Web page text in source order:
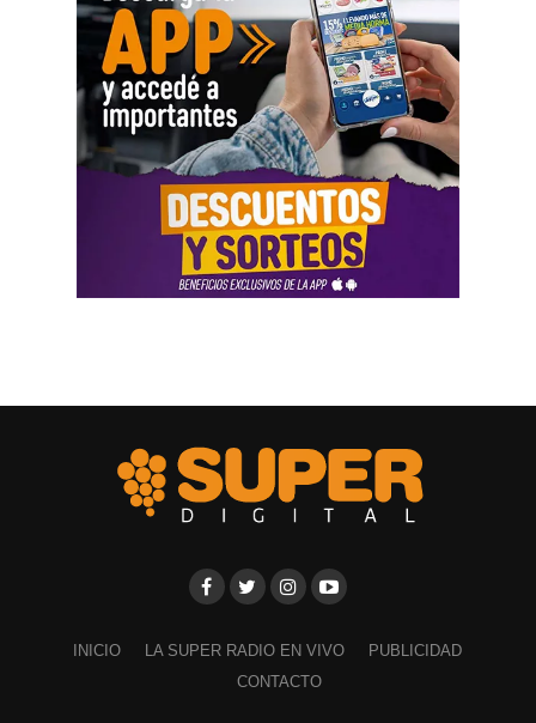
INICIO LA SUPER RADIO EN VIVO
PUBLICIDAD
CONTACTO